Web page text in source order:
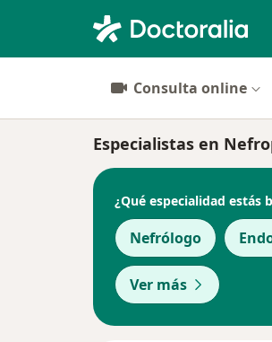
Consulta online
Especialistas en
¿Qué especialidad estás
Nefrólogo
Ver más